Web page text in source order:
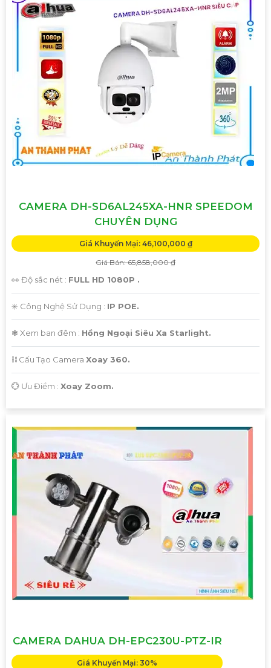
CAMERA DH-SD6AL245XA-HNR SPEEDOM
CHUYÊN DỤNG
Giá Khuyến Mại: 46,100,000 ₫
Giá Bán: 65,858,000 ₫
👀 Độ sắc nét : FULL HD 1080P .
✳️ Công Nghệ Sử Dụng : IP POE.
❃ Xem ban đêm : Hồng Ngoại Siêu Xa Starlight.
⛓ Cấu Tạo Camera Xoay 360.
️💮 Ưu Điểm : Xoay Zoom.
CAMERA DAHUA DH-EPC230U-PTZ-IR
Giá Khuyến Mại: 30%